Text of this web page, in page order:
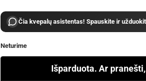
Čia kvepalų asistentas! Spauskite ir
Neturime
Išparduota. Ar